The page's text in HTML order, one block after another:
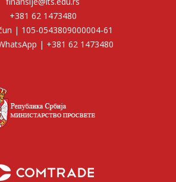
+381 62 1473480
| 105-0543809000004-61
| +381 62 1473480